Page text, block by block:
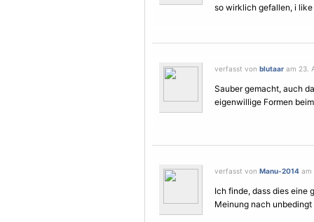
so wirklich gefallen, i like
verfasst von blutaar am 23.
Sauber gemacht, auch
eigenwillige Formen
verfasst von Manu-2014 am
Ich finde, dass dies eine
Meinung nach